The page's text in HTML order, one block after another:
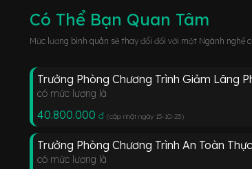
Có Thể Bạn Quan Tâm
Mức lương bình quân sẽ thay đổi đối với một Ngành nghề
Trưởng Phòng Chương Trình Giảm Lãng
có mức lương là
40.800.000 đ (cập nhật ngày 15-10-23)
Trưởng Phòng Chương Trình An Toàn
có mức lương là